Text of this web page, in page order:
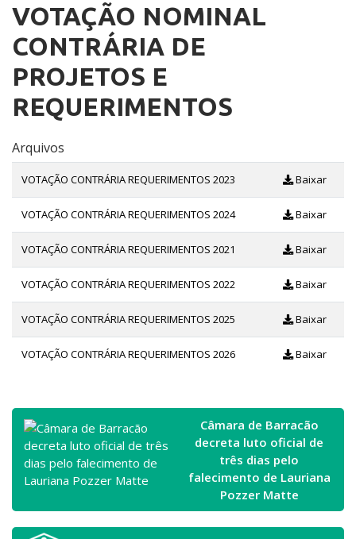
VOTAÇÃO NOMINAL
CONTRÁRIA DE
PROJETOS E
REQUERIMENTOS
Arquivos
VOTAÇÃO CONTRÁRIA REQUERIMENTOS 2023 Baixar
VOTAÇÃO CONTRÁRIA REQUERIMENTOS 2024 Baixar
VOTAÇÃO CONTRÁRIA REQUERIMENTOS 2021 Baixar
VOTAÇÃO CONTRÁRIA REQUERIMENTOS 2022 Baixar
VOTAÇÃO CONTRÁRIA REQUERIMENTOS 2025 Baixar
VOTAÇÃO CONTRÁRIA REQUERIMENTOS 2026 Baixar
Câmara de Barracão
decreta luto oficial de
três dias pelo
falecimento de Lauriana
Pozzer Matte